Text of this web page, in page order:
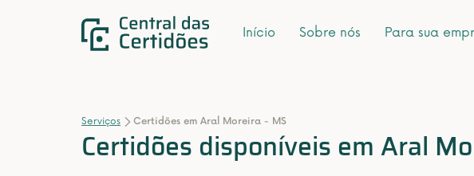
Início Sobre nós Para sua
Serviços Certidões em Aral Moreira - MS
Certidões disponíveis em Aral